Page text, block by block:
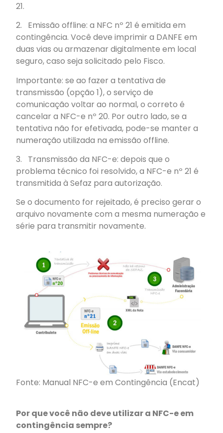
21.
2. Emissão offline: a NFC nº 21 é emitida em
contingência. Você deve imprimir a DANFE em
duas vias ou armazenar digitalmente em local
seguro, caso seja solicitado pelo Fisco.
Importante: se ao fazer a tentativa de
transmissão (opção 1), o serviço de
comunicação voltar ao normal, o correto é
cancelar a NFC-e nº 20. Por outro lado, se a
tentativa não for efetivada, pode-se manter a
numeração utilizada na emissão offline.
3. Transmissão da NFC-e: depois que o
problema técnico foi resolvido, a NFC-e nº 21 é
transmitida à Sefaz para autorização.
Se o documento for rejeitado, é preciso gerar o
arquivo novamente com a mesma numeração e
série para transmitir novamente.
Fonte: Manual NFC-e em Contingência (Encat)
Por que você não deve utilizar a NFC-e em
contingência sempre?